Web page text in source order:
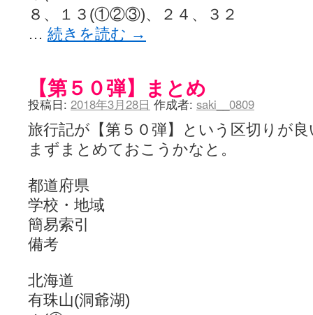
８、１３(①②③)、２４、３２
… 続きを読む →
【第５０弾】まとめ
投稿日: 2018年3月28日 作成者: saki__0809
旅行記が【第５０弾】という区切りが
まずまとめておこうかなと。
都道府県
学校・地域
簡易索引
備考
北海道
有珠山(洞爺湖)